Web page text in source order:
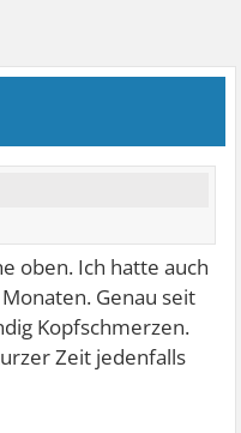
oben. Ich hatte auch
Genau seit
Kopfschmerzen.
Zeit jedenfalls